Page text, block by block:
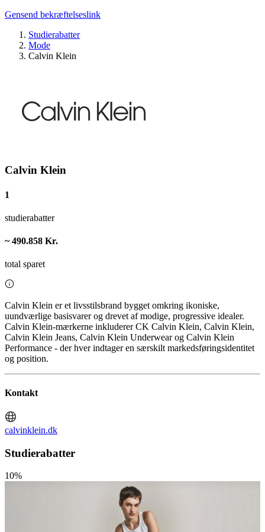
Gensend bekræftelseslink
Studierabatter
Mode
Calvin Klein
Calvin Klein
1
studierabatter
~ 490.858 Kr.
total sparet
Calvin Klein er et livsstilsbrand bygget omkring ikoniske,
uundværlige basisvarer og drevet af modige, progressive idealer.
Calvin Klein-mærkerne inkluderer CK Calvin Klein, Calvin Klein,
Calvin Klein Jeans, Calvin Klein Underwear og Calvin Klein
Performance - der hver indtager en særskilt markedsføringsidentitet
og position.
Kontakt
calvinklein.dk
Studierabatter
10%